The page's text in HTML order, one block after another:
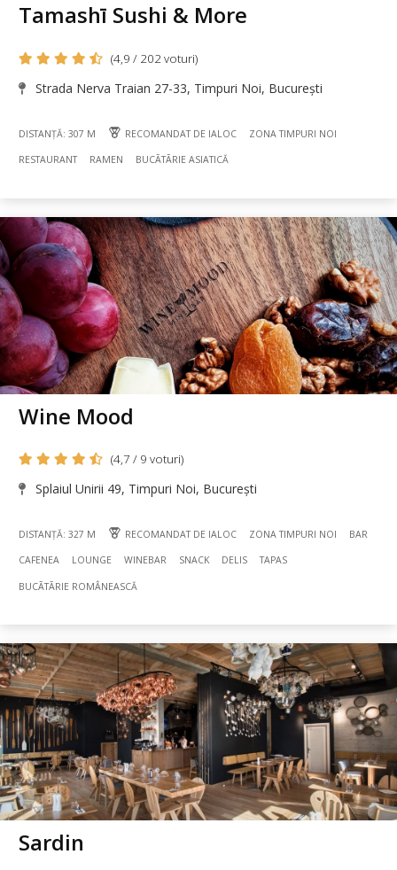
Tamashī Sushi & More
(4,9 / 202 voturi)
Strada Nerva Traian 27-33, Timpuri Noi, București
DISTANȚĂ: 307 M RECOMANDAT DE IALOC ZONA TIMPURI NOI
RESTAURANT RAMEN BUCÃTÃRIE ASIATICĂ
Wine Mood
(4,7 / 9 voturi)
Splaiul Unirii 49, Timpuri Noi, București
DISTANȚĂ: 327 M RECOMANDAT DE IALOC ZONA TIMPURI NOI BAR
CAFENEA LOUNGE WINEBAR SNACK DELIS TAPAS
BUCÃTÃRIE ROMÂNEASCĂ
Sardin